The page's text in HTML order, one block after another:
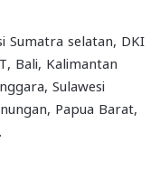
Sumatra selatan, DKI
Bali, Kalimantan
Sulawesi
Papua Barat,